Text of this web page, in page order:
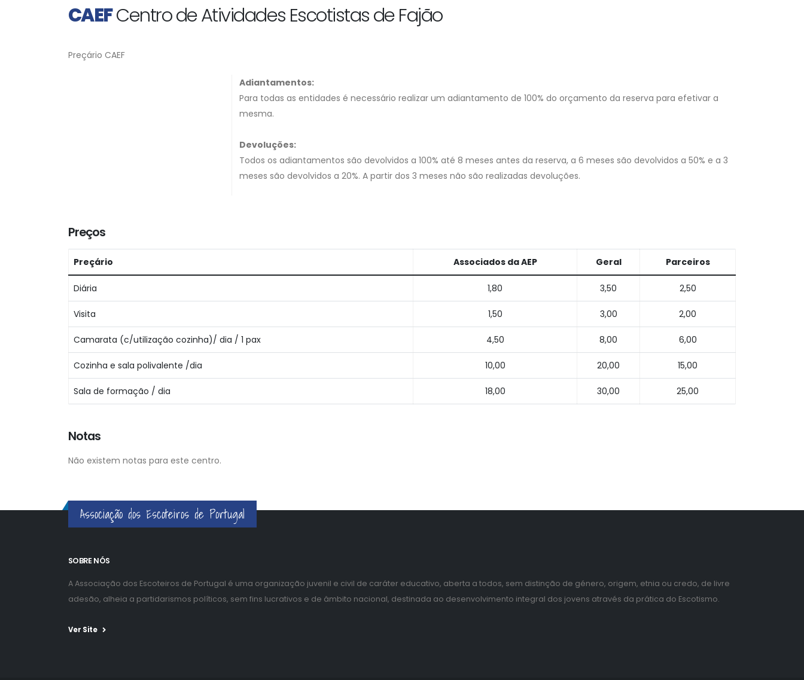
CAEFCentro de Atividades Escotistas de Fajão
Preçário CAEF
Adiantamentos:
Para todas as entidades é necessário realizar um adiantamento de 100% do orçamento da reserva para efetivar a
mesma.
Devoluções:
Todos os adiantamentos são devolvidos a 100% até 8 meses antes da reserva, a 6 meses são devolvidos a 50% e a 3
meses são devolvidos a 20%. A partir dos 3 meses não são realizadas devoluções.
Preços
Preçário Associados da AEP Geral Parceiros
Diária 1,80 3,50 2,50
Visita 1,50 3,00 2,00
Camarata (c/utilização cozinha)/ dia / 1 pax 4,50 8,00 6,00
Cozinha e sala polivalente /dia 10,00 20,00 15,00
Sala de formação / dia 18,00 30,00 25,00
Notas
Não existem notas para este centro.
Associação dos Escoteiros de Portugal
SOBRE NÓS
A Associação dos Escoteiros de Portugal é uma organização juvenil e civil de caráter educativo, aberta a todos, sem distinção de género, origem, etnia ou credo, de livre
adesão, alheia a partidarismos políticos, sem fins lucrativos e de âmbito nacional, destinada ao desenvolvimento integral dos jovens através da prática do Escotismo.
Ver Site